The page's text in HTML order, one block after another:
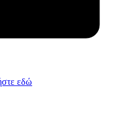
εδώ